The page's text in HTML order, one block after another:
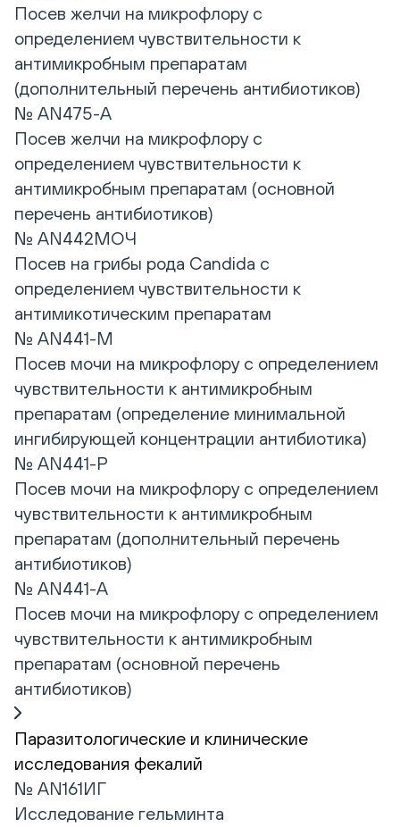
Посев желчи на микрофлору с
определением чувствительности к
антимикробным препаратам
(дополнительный перечень антибиотиков)
№ AN475-A
Посев желчи на микрофлору с
определением чувствительности к
антимикробным препаратам (основной
перечень антибиотиков)
№ AN442МОЧ
Посев на грибы рода Candida с
определением чувствительности к
антимикотическим препаратам
№ AN441-M
Посев мочи на микрофлору с определением
чувствительности к антимикробным
препаратам (определение минимальной
ингибирующей концентрации антибиотика)
№ AN441-P
Посев мочи на микрофлору с определением
чувствительности к антимикробным
препаратам (дополнительный перечень
антибиотиков)
№ AN441-A
Посев мочи на микрофлору с определением
чувствительности к антимикробным
препаратам (основной перечень
антибиотиков)
Паразитологические и клинические
исследования фекалий
№ AN161ИГ
Исследование гельминта